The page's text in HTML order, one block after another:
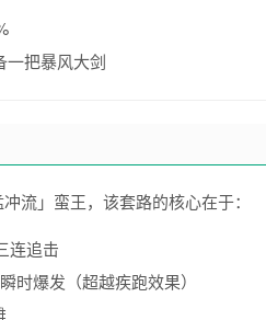
一把暴风大剑
流」蛮王，该套路的核心在于：
连追击
时爆发（超越疾跑效果）